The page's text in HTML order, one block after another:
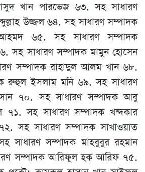
খান পারভেজ ৬৩. সহ সাধারণ
উজ্জল ৬৪. সহ সাধারণ সম্পাদক
৬৫. সহ সাধারণ সম্পাদক
সহ সাধারণ সম্পাদক মামুন হোসেন
সম্পাদক রাহাদুল আলম খান ৬৮.
রুহুল ইসলাম মনি ৬৯. সহ সাধারণ
৭০. সহ সাধারণ সম্পাদক আবু
৭১. সহ সাধারণ সম্পাদক খন্দকার
সহ সাধারণ সম্পাদক সাখাওয়াত
সাধারণ সম্পাদক মাহবুবুর রহমান
সম্পাদক আরিফুল হক আরিফ ৭৫.